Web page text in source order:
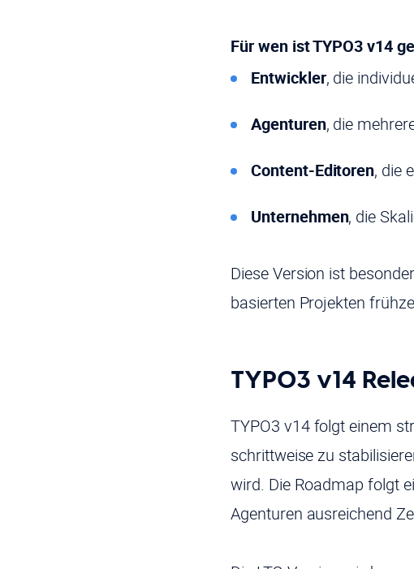
Für wen ist TYPO3 v14
Entwickler, die
Agenturen, die
Content-Editoren, die
Unternehmen, die
Diese Version ist
basierten Projekten
TYPO3 v14
TYPO3 v14 folgt einem
schrittweise zu
wird. Die Roadmap folgt
Agenturen ausreichend